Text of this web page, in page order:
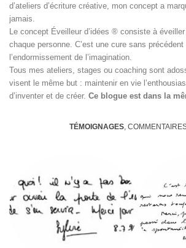
d’ateliers d’écriture créative, mon concept a
jamais.
Le concept Éveilleur d’idées ® consiste à
chaque personne. C’est une cure sans
l’endormissement de l’imagination.
Tous mes ateliers, stages ou coaching sont
visent le même but : maintenir en vie
d’inventer et de créer. Ce blogue est dans la
TÉMOIGNAGES,